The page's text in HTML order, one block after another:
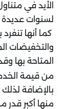
الأيد في
لسنوات
كما أنها
والتخفيضات
المتاحة بها
من قيمة
بالإضافة
منها أكبر قدر